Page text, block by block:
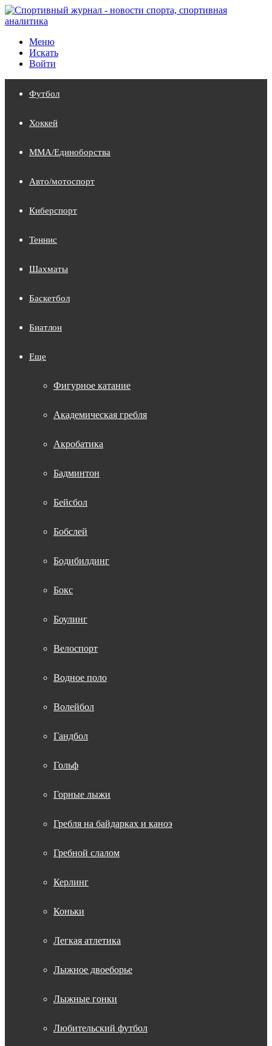
Меню
Искать
Войти
Футбол
Хоккей
MMA/Единоборства
Авто/мотоспорт
Киберспорт
Теннис
Шахматы
Баскетбол
Биатлон
Еще
Фигурное катание
Академическая гребля
Акробатика
Бадминтон
Бейсбол
Бобслей
Бодибилдинг
Бокс
Боулинг
Велоспорт
Водное поло
Волейбол
Гандбол
Гольф
Горные лыжи
Гребля на байдарках и каноэ
Гребной слалом
Керлинг
Коньки
Легкая атлетика
Лыжное двоеборье
Лыжные гонки
Любительский футбол